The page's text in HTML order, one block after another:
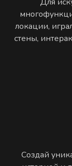
локации,
стены,
Создай